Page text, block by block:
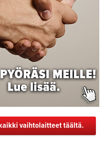
vaihtolaitteet täältä.